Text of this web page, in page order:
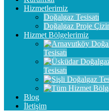
Hizmetlerimiz
Doğalgaz Tesisatı
Doğalgaz Proje
Hizmet Bölgelerimiz
Tesisatı
Tesisatı
Blog
İletişim